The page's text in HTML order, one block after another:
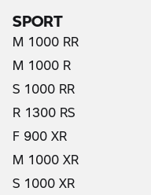
SPORT
M 1000 RR
M 1000 R
S 1000 RR
R 1300 RS
F 900 XR
M 1000 XR
S 1000 XR